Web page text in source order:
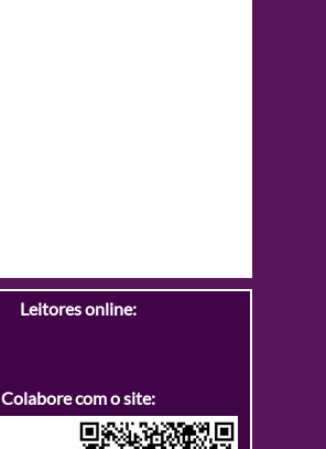
Leitores online:
Colabore com o site: